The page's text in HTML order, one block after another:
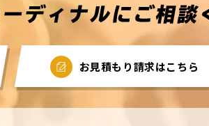
お見積もり請求はこちら